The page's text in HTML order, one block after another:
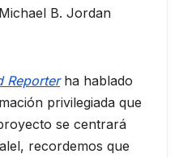
B. Jordan
Reporterha hablado
privilegiada que
se centrará
recordemos que